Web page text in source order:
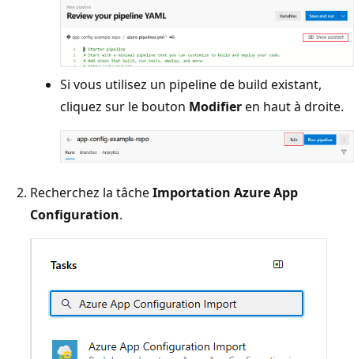
Si vous utilisez un pipeline de build existant,
cliquez sur le bouton Modifieren haut à droite.
Recherchez la tâcheImportation Azure App
Configuration.